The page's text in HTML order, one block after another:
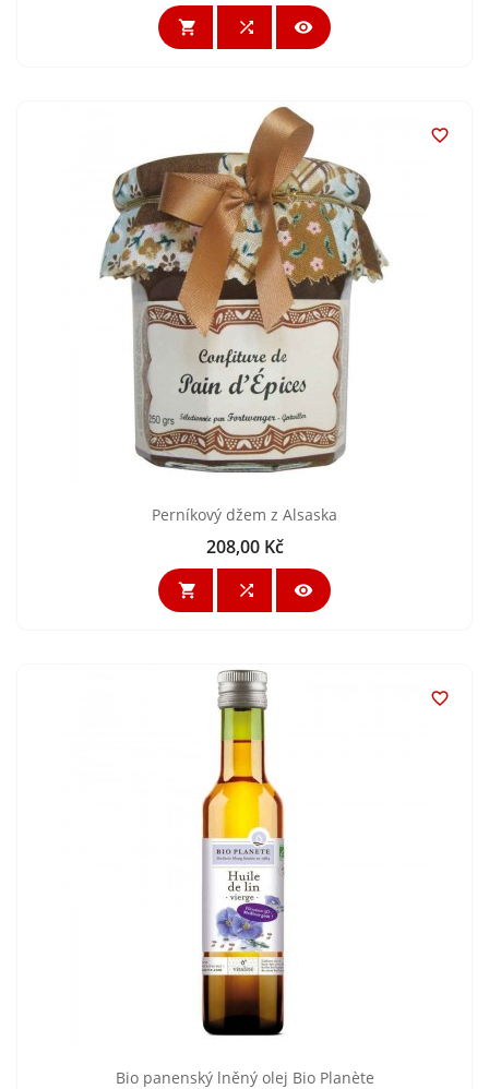
  

Perníkový džem z Alsaska
Cena
208,00 Kč
  

Bio panenský lněný olej Bio Planète